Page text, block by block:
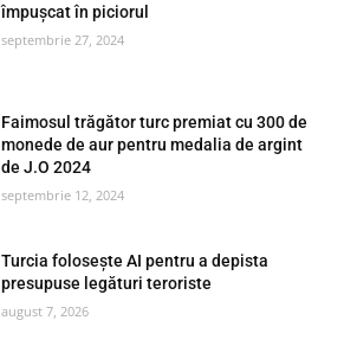
împușcat în piciorul
septembrie 27, 2024
Faimosul trăgător turc premiat cu 300 de
monede de aur pentru medalia de argint
de J.O 2024
septembrie 12, 2024
Turcia folosește AI pentru a depista
presupuse legături teroriste
august 7, 2026